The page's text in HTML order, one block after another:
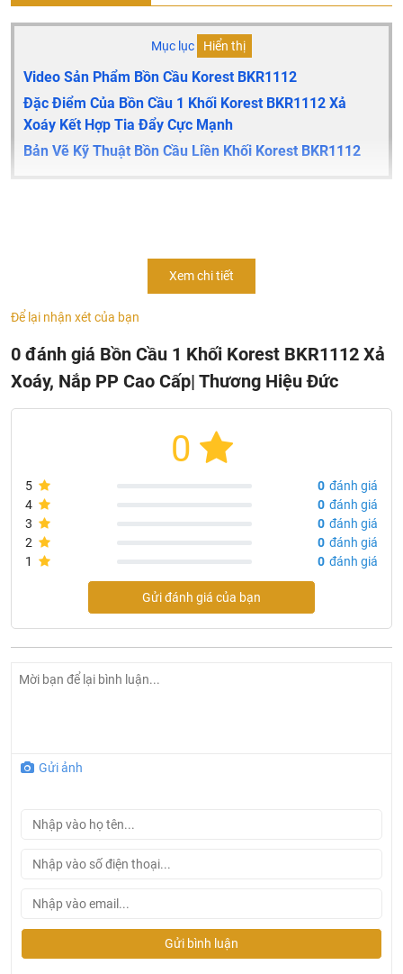
Mục lục Hiển thị
Video Sản Phẩm Bồn Cầu Korest BKR1112
Đặc Điểm Của Bồn Cầu 1 Khối Korest BKR1112 Xả
Xoáy Kết Hợp Tia Đẩy Cực Mạnh
Bản Vẽ Kỹ Thuật Bồn Cầu Liền Khối Korest BKR1112
Đặc điểm của bồn cầu 1 khối Korest BKR1112 xả xoáy
kết hợp tia đẩy cực mạnh
– Kiểu dáng hiện đại mang phong cách sang trọng, thanh
lịch.
- Thiết kế không góc khuất trên bồn cầu Korest
giúp cho việc vệ sinh dễ dàng hơn bao giờ hết
– Phương thức xả xoáy kết hợp tia đẩy cuốn trôi các vết
– Tỉ lệ phủ men lên đến 98%, kể cả trong két nước và phía
– Men sứ chống bui lên đến cấp 5, kháng khuẩn lên đến
– Nắp đóng êm, không gây tiếng ồn, được làm tư chất liệu
không phải mất nhiều thời gian để vệ sinh.
– Bàn cầu 2 nút nhấn, 2 chế chộ xả tiết kiệm nước: Nút lớn
Xem chi tiết
Để lại nhận xét của bạn
0 đánh giá Bồn Cầu 1 Khối Korest BKR1112 Xả
Xoáy, Nắp PP Cao Cấp| Thương Hiệu Đức
0
5 0 đánh giá
4
0 đánh giá
3
0 đánh giá
2
0 đánh giá
1
0 đánh giá
Gửi đánh giá của bạn
Gửi ảnh
Gửi bình luận